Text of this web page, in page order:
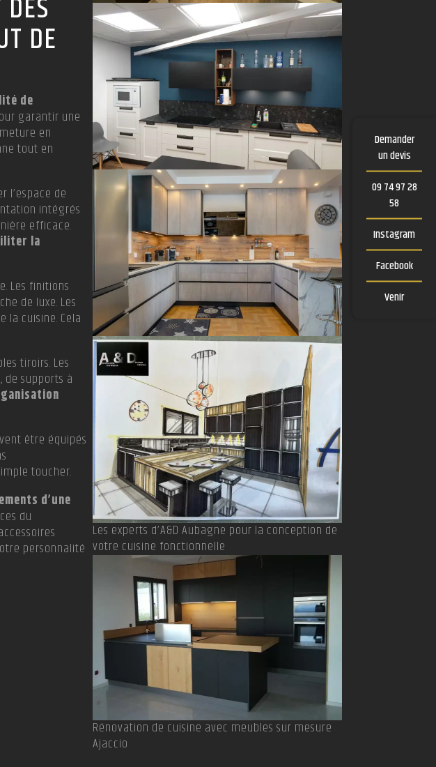
Demander
un devis
09 74 97 28
58
Instagram
Facebook
Venir
DE
de
garantir une
en
tout en
l’espace de
intégrés
efficace.
la
Les finitions
de luxe. Les
cuisine. Cela
tiroirs. Les
supports à
être équipés
toucher.
d’une
du
personnalité
Les experts d’A&D Aubagne pour la conception de
votre cuisine fonctionnelle
Rénovation de cuisine avec meubles sur mesure
Ajaccio